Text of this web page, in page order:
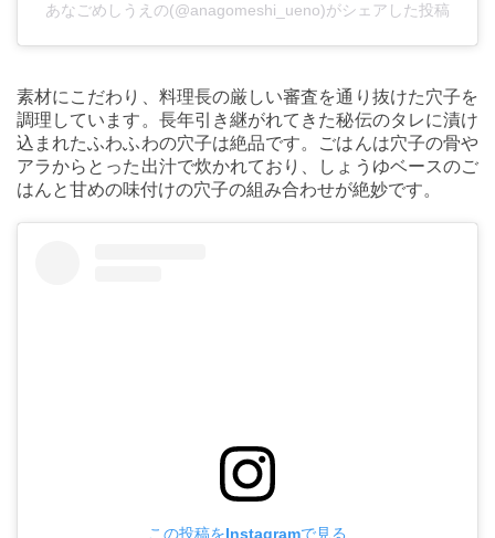
あなごめしうえの(@anagomeshi_ueno)がシェアした投稿
素材にこだわり、料理長の厳しい審査を通り抜けた穴子を
調理しています。長年引き継がれてきた秘伝のタレに漬け
込まれたふわふわの穴子は絶品です。ごはんは穴子の骨や
アラからとった出汁で炊かれており、しょうゆベースのご
はんと甘めの味付けの穴子の組み合わせが絶妙です。
この投稿をInstagramで見る